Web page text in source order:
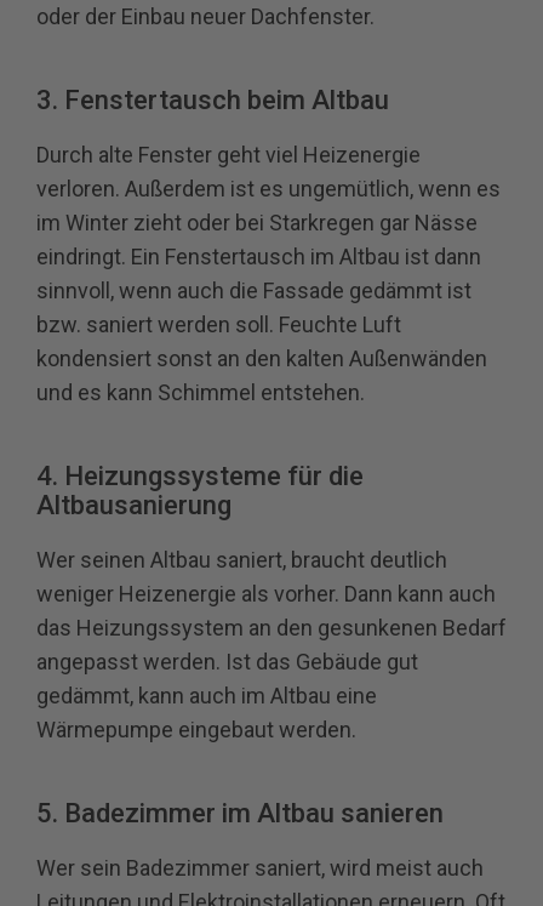
oder der Einbau neuer Dachfenster.
3. Fenstertausch beim Altbau
Durch alte Fenster geht viel Heizenergie
verloren. Außerdem ist es ungemütlich, wenn es
im Winter zieht oder bei Starkregen gar Nässe
eindringt. Ein Fenstertausch im Altbau ist dann
sinnvoll, wenn auch die Fassade gedämmt ist
bzw. saniert werden soll. Feuchte Luft
kondensiert sonst an den kalten Außenwänden
und es kann Schimmel entstehen.
4. Heizungssysteme für die
Altbausanierung
Wer seinen Altbau saniert, braucht deutlich
weniger Heizenergie als vorher. Dann kann auch
das Heizungssystem an den gesunkenen Bedarf
angepasst werden. Ist das Gebäude gut
gedämmt, kann auch im Altbau eine
Wärmepumpe eingebaut werden.
5. Badezimmer im Altbau sanieren
Wer sein Badezimmer saniert, wird meist auch